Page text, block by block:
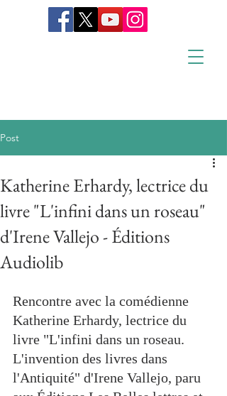
Post
Katherine Erhardy, lectrice du
livre "L'infini dans un roseau"
d'Irene Vallejo - Éditions
Audiolib
Rencontre avec la comédienne
Katherine Erhardy, lectrice du
livre "L'infini dans un roseau.
L'invention des livres dans
l'Antiquité" d'Irene Vallejo, paru